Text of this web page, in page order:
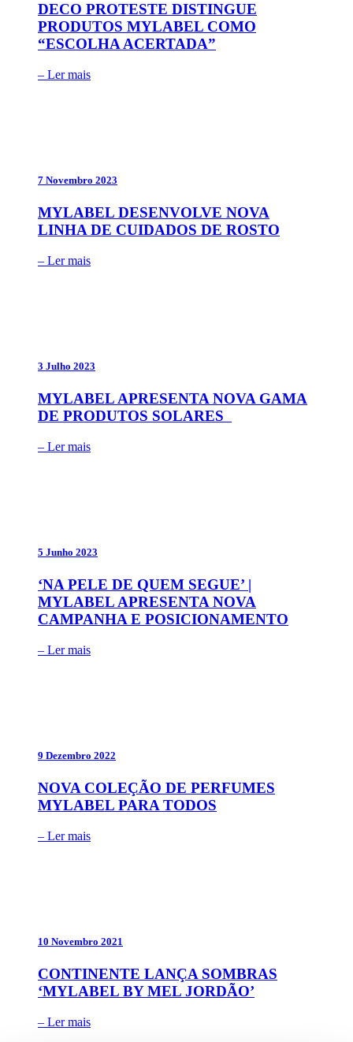
DECO PROTESTE DISTINGUE
PRODUTOS MYLABEL COMO
“ESCOLHA ACERTADA”
– Ler mais
7 Novembro 2023
MYLABEL DESENVOLVE NOVA
LINHA DE CUIDADOS DE ROSTO
– Ler mais
3 Julho 2023
MYLABEL APRESENTA NOVA GAMA
DE PRODUTOS SOLARES
– Ler mais
5 Junho 2023
‘NA PELE DE QUEM SEGUE’ |
MYLABEL APRESENTA NOVA
CAMPANHA E POSICIONAMENTO
– Ler mais
9 Dezembro 2022
NOVA COLEÇÃO DE PERFUMES
MYLABEL PARA TODOS
– Ler mais
10 Novembro 2021
CONTINENTE LANÇA SOMBRAS
‘MYLABEL BY MEL JORDÃO’
– Ler mais